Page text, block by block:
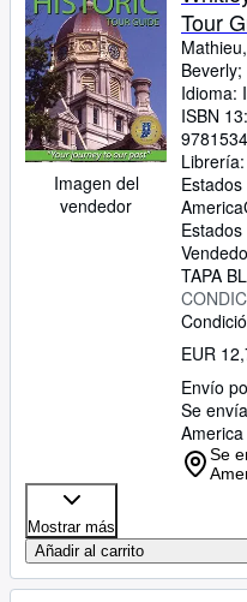
Imagen del
vendedor
Tour
Beverly;
Idioma:
ISBN 13:
Librería:
America
TAPA
EUR
Envío
Se
America
Se
Mostrar más
Añadir al carrito